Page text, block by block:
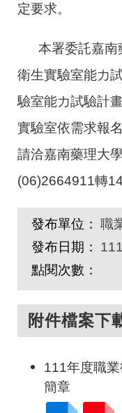
定要求。
本署委託嘉南
衛生實驗室能力
驗室能力試驗計
實驗室依需求報
請洽嘉南藥理大
(06)2664911轉
發布單位： 職
發布日期：
點閱次數：
附件檔案下
111年度職
簡章